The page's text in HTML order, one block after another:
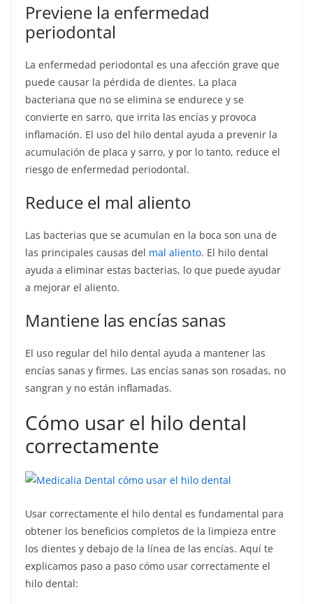
Previene la enfermedad
periodontal
La enfermedad periodontal es una afección grave que
puede causar la pérdida de dientes. La placa
bacteriana que no se elimina se endurece y se
convierte en sarro, que irrita las encías y provoca
inflamación. El uso del hilo dental ayuda a prevenir la
acumulación de placa y sarro, y por lo tanto, reduce el
riesgo de enfermedad periodontal.
Reduce el mal aliento
Las bacterias que se acumulan en la boca son una de
las principales causas del mal aliento. El hilo dental
ayuda a eliminar estas bacterias, lo que puede ayudar
a mejorar el aliento.
Mantiene las encías sanas
El uso regular del hilo dental ayuda a mantener las
encías sanas y firmes. Las encías sanas son rosadas, no
sangran y no están inflamadas.
Cómo usar el hilo dental
correctamente
Usar correctamente el hilo dental es fundamental para
obtener los beneficios completos de la limpieza entre
los dientes y debajo de la línea de las encías. Aquí te
explicamos paso a paso cómo usar correctamente el
hilo dental: